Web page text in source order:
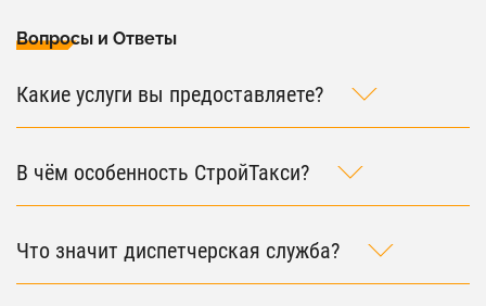
Вопросы и Ответы
Какие услуги вы предоставляете?
В чём особенность СтройТакси?
Что значит диспетчерская служба?